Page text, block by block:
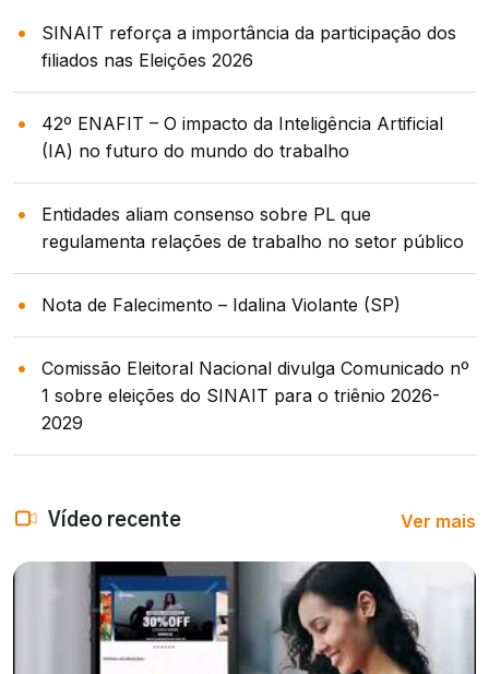
SINAIT reforça a importância da participação dos
filiados nas Eleições 2026
42º ENAFIT – O impacto da Inteligência Artificial
(IA) no futuro do mundo do trabalho
Entidades aliam consenso sobre PL que
regulamenta relações de trabalho no setor público
Nota de Falecimento – Idalina Violante (SP)
Comissão Eleitoral Nacional divulga Comunicado nº
1 sobre eleições do SINAIT para o triênio 2026-
2029
Vídeo recente Ver mais